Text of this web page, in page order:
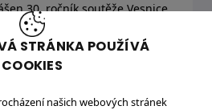
30. ročník soutěže Vesnice
Obce se mohou hlásit
2026
STRÁNKA POUŽÍVÁ
COOKIES
našich webových stránek